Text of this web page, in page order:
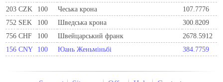
203 CZK 100 Чеська крона
107.7776
752 SEK 100 Шведська крона
300.8209
756 CHF 100 Швейцарський франк
2678.5912
156 CNY 100 Юань Женьміньбі 384.7759